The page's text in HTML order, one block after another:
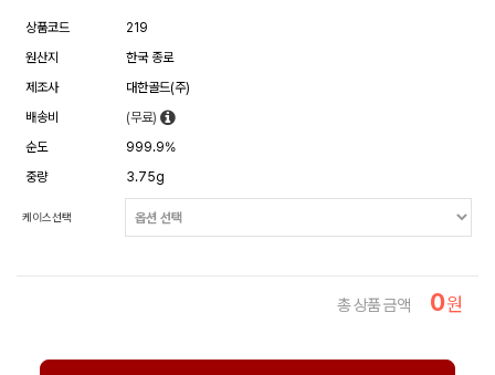
상품코드
219
원산지
한국 종로
제조사
대한골드(주)
배송비
(무료)
순도
999.9%
중량
3.75g
케이스선택
총 상품 금액 0원